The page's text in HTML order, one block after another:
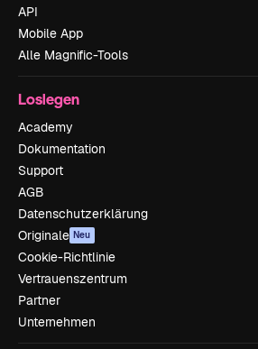
API
Mobile App
Alle Magnific-Tools
Loslegen
Academy
Dokumentation
Support
AGB
Datenschutzerklärung
Originale Neu
Cookie-Richtlinie
Vertrauenszentrum
Partner
Unternehmen